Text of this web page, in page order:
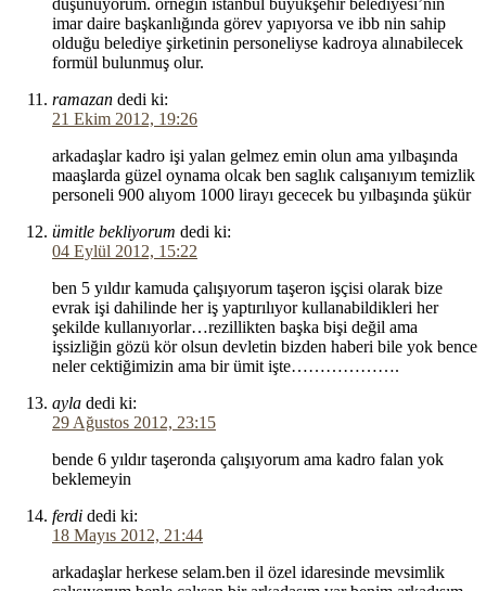
düşünüyorum. örneğin istanbul büyükşehir belediyesi’nin
imar daire başkanlığında görev yapıyorsa ve ibb nin sahip
olduğu belediye şirketinin personeliyse kadroya alınabilecek
formül bulunmuş olur.
ramazan dedi ki:
21 Ekim 2012, 19:26
arkadaşlar kadro işi yalan gelmez emin olun ama yılbaşında
maaşlarda güzel oynama olcak ben saglık calışanıyım temizlik
personeli 900 alıyom 1000 lirayı gececek bu yılbaşında şükür
ümitle bekliyorum dedi ki:
04 Eylül 2012, 15:22
ben 5 yıldır kamuda çalışıyorum taşeron işçisi olarak bize
evrak işi dahilinde her iş yaptırılıyor kullanabildikleri her
şekilde kullanıyorlar…rezillikten başka bişi değil ama
işsizliğin gözü kör olsun devletin bizden haberi bile yok bence
neler cektiğimizin ama bir ümit işte……………….
ayla dedi ki:
29 Ağustos 2012, 23:15
bende 6 yıldır taşeronda çalışıyorum ama kadro falan yok
beklemeyin
ferdi dedi ki:
18 Mayıs 2012, 21:44
arkadaşlar herkese selam.ben il özel idaresinde mevsimlik